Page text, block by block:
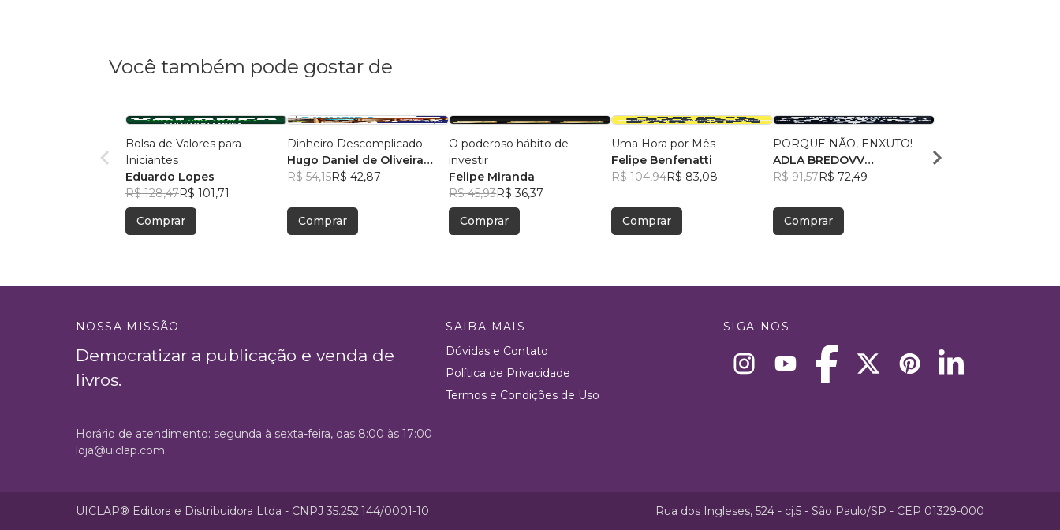
Você também pode gostar de
Bolsa de Valores para
Iniciantes
Eduardo Lopes
R$ 128,47R$ 101,71
Comprar
Dinheiro Descomplicado
Hugo Daniel de Oliveira
Azevedo
R$ 54,15R$ 42,87
Comprar
O poderoso hábito de
investir
Felipe Miranda
R$ 45,93R$ 36,37
Comprar
Uma Hora por Mês
Felipe Benfenatti
R$ 104,94R$ 83,08
Comprar
PORQUE NÃO, ENXUTO!
ADLA BREDOVV
VERMEULEN
R$ 91,57R$ 72,49
Comprar
Eneias Eler
NOSSA MISSÃO
Democratizar a publicação e venda de
livros.
SAIBA MAIS
Dúvidas e Contato
Política de Privacidade
Termos e Condições de Uso
SIGA-NOS
Horário de atendimento: segunda à sexta-feira, das 8:00 às 17:00
loja@uiclap.com
UICLAP® Editora e Distribuidora Ltda - CNPJ 35.252.144/0001-10 Rua dos Ingleses, 524 - cj.5 - São Paulo/SP - CEP 01329-000